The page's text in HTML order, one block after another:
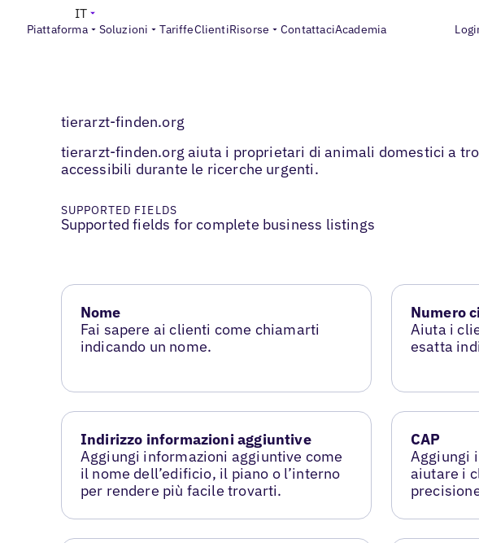
Piattaforma Soluzioni TariffeClientiRisorse ContattaciAcademia
IT
tierarzt-finden.org
tierarzt-finden.org aiuta i proprietari di animali domestici a
accessibili durante le ricerche urgenti.
SUPPORTED FIELDS
Supported fields for complete business listings
Nome
Fai sapere ai clienti come chiamarti
indicando un nome.
Numero
Aiuta i
esatta
Indirizzo informazioni aggiuntive
Aggiungi informazioni aggiuntive come
il nome dell’edificio, il piano o l’interno
per rendere più facile trovarti.
CAP
Aggiungi
aiutare i